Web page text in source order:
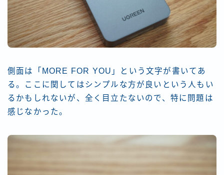
側面は「MORE FOR YOU」という文字が書いてあ
る。ここに関してはシンプルな方が良いという人もい
るかもしれないが、全く目立たないので、特に問題は
感じなかった。